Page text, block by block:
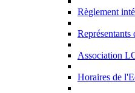
Règlement
Représentants
Association
Horaires de